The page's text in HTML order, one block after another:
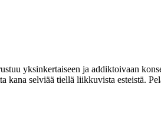
yksinkertaiseen ja addiktoivaan
kana selviää tiellä liikkuvista esteistä.